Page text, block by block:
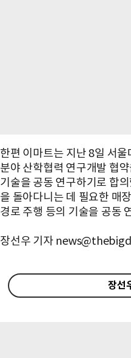
한편 이마트는 지난 8일 서
분야 산학협력 연구개발 협
기술을 공동 연구하기로 합
을 돌아다니는 데 필요한 매
경로 주행 등의 기술을 공동
장선우 기자
장선